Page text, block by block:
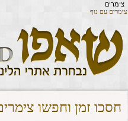
צימרים
צימרים עם נוף
חסכו זמן וחפשו